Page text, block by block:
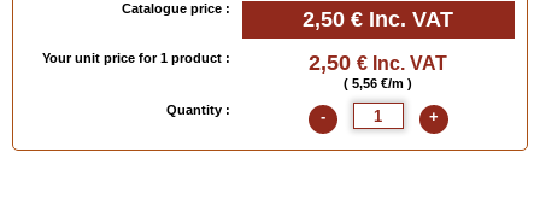
Catalogue price : 2,50 € Inc. VAT
Your unit price for 1 product : 2,50 € Inc. VAT
( 5,56 €/m )
Quantity :
- +